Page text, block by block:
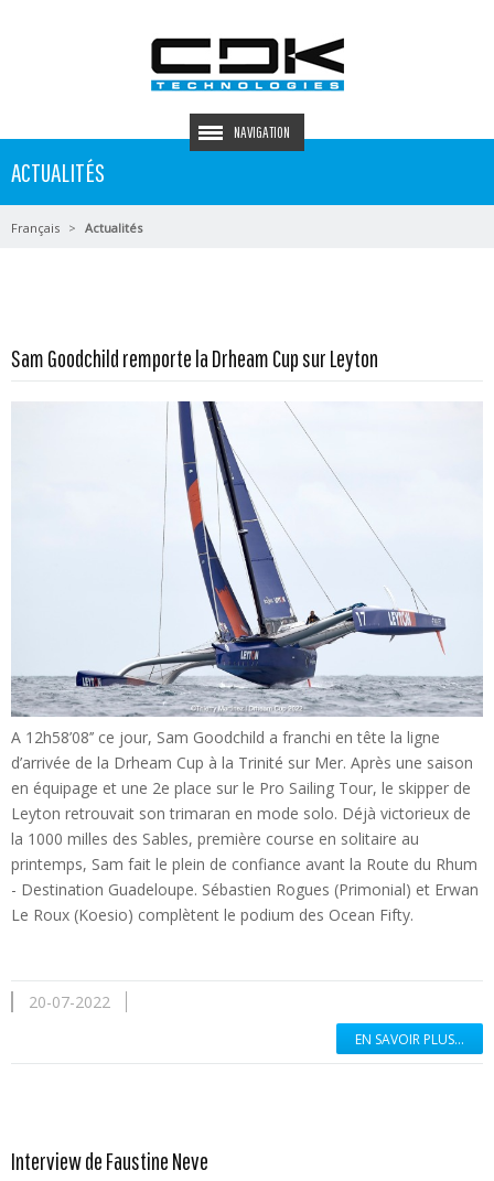
NAVIGATION
ACTUALITÉS
Français Actualités
Sam Goodchild remporte la Drheam Cup sur Leyton
A 12h58’08’’ ce jour, Sam Goodchild a franchi en tête la ligne
d’arrivée de la Drheam Cup à la Trinité sur Mer. Après une saison
en équipage et une 2e place sur le Pro Sailing Tour, le skipper de
Leyton retrouvait son trimaran en mode solo. Déjà victorieux de
la 1000 milles des Sables, première course en solitaire au
printemps, Sam fait le plein de confiance avant la Route du Rhum
- Destination Guadeloupe. Sébastien Rogues (Primonial) et Erwan
Le Roux (Koesio) complètent le podium des Ocean Fifty.
20-07-2022
EN SAVOIR PLUS...
Interview de Faustine Neve